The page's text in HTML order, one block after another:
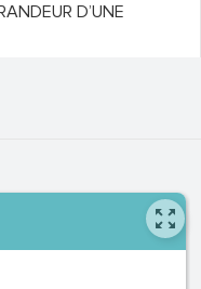
D’UNE